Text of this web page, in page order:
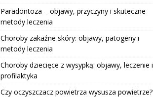
Paradontoza – objawy, przyczyny i skuteczne
metody leczenia
Choroby zakaźne skóry: objawy, patogeny i
metody leczenia
Choroby dziecięce z wysypką: objawy, leczenie i
profilaktyka
Czy oczyszczacz powietrza wysusza powietrze?